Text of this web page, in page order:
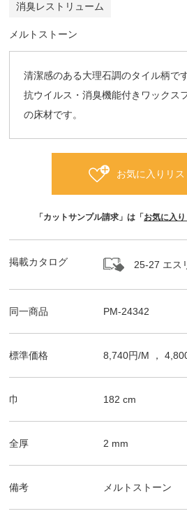
消臭レストリューム
メルトストーン
清潔感のある大理石調のタイル柄で
抗ウイルス・消臭機能付きワックス
の床材です。
お気に入りリ
「カットサンプル請求」は「 お気に入り
掲載カタログ 25-27 エス
同一商品 PM-24342
標準価格 8,740円/M ，
巾 182 cm
全厚 2 mm
備考 メルトストーン